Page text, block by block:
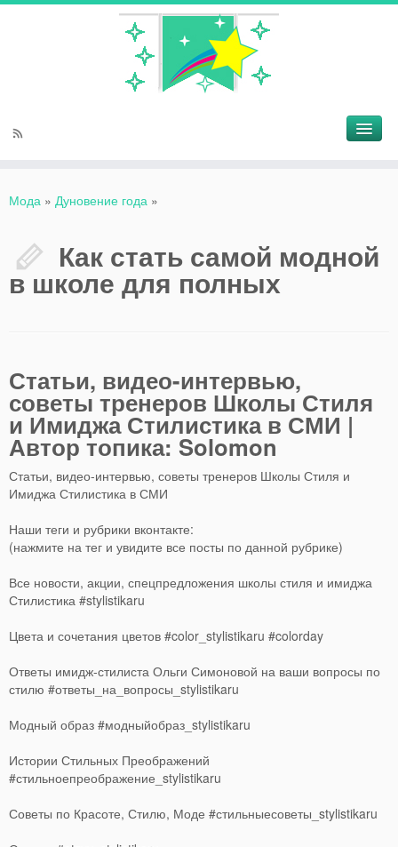
Мода » Дуновение года »
Как стать самой модной
в школе для полных
Статьи, видео-интервью,
советы тренеров Школы Стиля
и Имиджа Стилистика в СМИ |
Автор топика: Solomon
Статьи, видео-интервью, советы тренеров Школы Стиля и
Имиджа Стилистика в СМИ
Наши теги и рубрики вконтакте:
(нажмите на тег и увидите все посты по данной рубрике)
Все новости, акции, спецпредложения школы стиля и имиджа
Стилистика #stylistikaru
Цвета и сочетания цветов #color_stylistikaru #colorday
Ответы имидж-стилиста Ольги Симоновой на ваши вопросы по
стилю #ответы_на_вопросы_stylistikaru
Модный образ #модныйобраз_stylistikaru
Истории Стильных Преображений
#стильноепреображение_stylistikaru
Советы по Красоте, Стилю, Моде #стильныесоветы_stylistikaru